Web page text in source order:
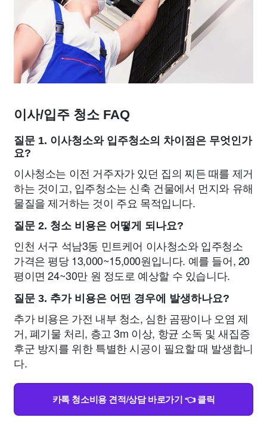
이사/입주 청소 FAQ
질문 1. 이사청소와 입주청소의 차이점은 무엇인가
요?
이사청소는 이전 거주자가 있던 집의 찌든 때를 제거
하는 것이고, 입주청소는 신축 건물에서 먼지와 유해
물질을 제거하는 것이 주요 목적입니다.
질문 2. 청소 비용은 어떻게 되나요?
인천 서구 석남3동 민트케어 이사청소와 입주청소
가격은 평당 13,000~15,000원입니다. 예를 들어, 20
평이면 24~30만 원 정도로 예상할 수 있습니다.
질문 3. 추가 비용은 어떤 경우에 발생하나요?
추가 비용은 가전 내부 청소, 심한 곰팡이나 오염 제
거, 폐기물 처리, 층고 3m 이상, 항균 소독 및 새집증
후군 방지를 위한 특별한 시공이 필요할 때 발생합니
다.
카톡 청소비용 견적/상담 바로가기 👈 클릭